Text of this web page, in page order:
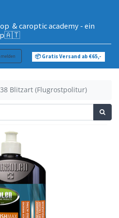
& caroptic academy - ein
📦 Gratis Versand ab €65,-
Blitzart (Flugrostpolitur)